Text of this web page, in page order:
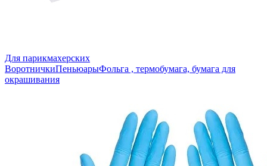
Для парикмахерских
ВоротничкиПеньюарыФольга , термобумага, бумага для
окрашивания